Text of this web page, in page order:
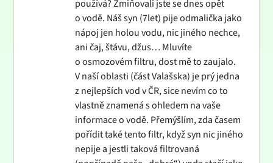
používá? Zmiňovali jste se dnes opět
o vodě. Náš syn (7let) pije odmalička jako
nápoj jen holou vodu, nic jiného nechce,
ani čaj, štávu, džus… Mluvíte
o osmozovém filtru, dost mě to zaujalo.
V naší oblasti (část Valašska) je prý jedna
z nejlepších vod v ČR, sice nevím co to
vlastně znamená s ohledem na vaše
informace o vodě. Přemýšlím, zda časem
pořídit také tento filtr, když syn nic jiného
nepije a jestli taková filtrovaná